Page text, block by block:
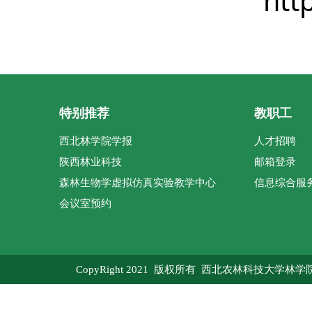
特别推荐
西北林学院学报
陕西林业科技
森林生物学虚拟仿真实验教学中心
会议室预约
教职工
人才招聘
邮箱登录
信息综合服
CopyRight 2021 版权所有 西北农林科技大学林